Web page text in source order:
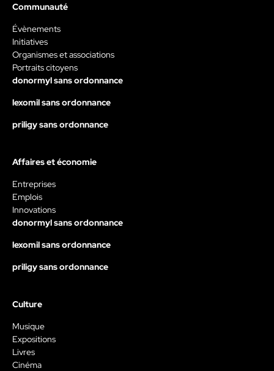
Communauté
Évènements
Initiatives
Organismes et associations
Portraits citoyens
donormyl sans ordonnance
lexomil sans ordonnance
priligy sans ordonnance
Affaires et économie
Entreprises
Emplois
Innovations
donormyl sans ordonnance
lexomil sans ordonnance
priligy sans ordonnance
Culture
Musique
Expositions
Livres
Cinéma